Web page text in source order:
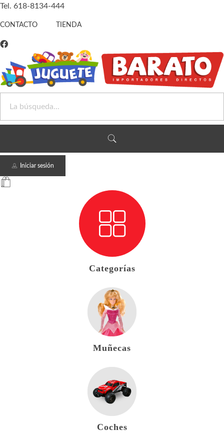
Tel. 618-8134-444
CONTACTO TIENDA
Juguete Barato
Otro sitio realizado con WordPress
Iniciar sesión
Categorías
Muñecas
Coches